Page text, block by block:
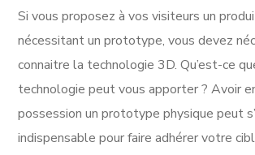
Si vous proposez à vos visiteurs un
nécessitant un prototype, vous devez
connaitre la technologie 3D. Qu’est-ce
technologie peut vous apporter ? Avoir
possession un prototype physique peut
indispensable pour faire adhérer votre